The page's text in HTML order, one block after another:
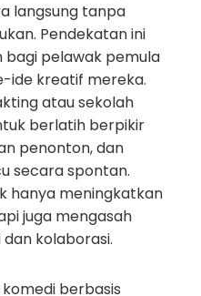
langsung tanpa
Pendekatan ini
bagi pelawak pemula
ide kreatif mereka.
atau sekolah
berlatih berpikir
penonton, dan
secara spontan.
hanya meningkatkan
juga mengasah
kolaborasi.
berbasis